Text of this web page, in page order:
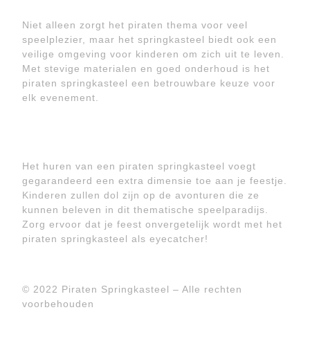
Niet alleen zorgt het piraten thema voor veel
speelplezier, maar het springkasteel biedt ook een
veilige omgeving voor kinderen om zich uit te leven.
Met stevige materialen en goed onderhoud is het
piraten springkasteel een betrouwbare keuze voor
elk evenement.
Het huren van een piraten springkasteel voegt
gegarandeerd een extra dimensie toe aan je feestje.
Kinderen zullen dol zijn op de avonturen die ze
kunnen beleven in dit thematische speelparadijs.
Zorg ervoor dat je feest onvergetelijk wordt met het
piraten springkasteel als eyecatcher!
© 2022 Piraten Springkasteel – Alle rechten
voorbehouden